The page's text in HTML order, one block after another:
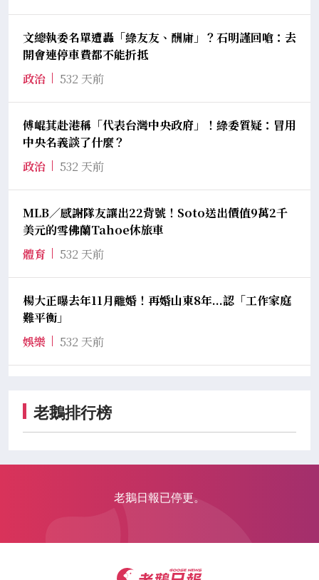
文總執委名單遭轟「綠友友、酬庸」？石明謹回嗆：去
開會連停車費都不能折抵
政治
532 天前
傅崐萁赴港稱「代表台灣中央政府」！綠委質疑：冒用
中央名義談了什麼？
政治
532 天前
MLB／感謝隊友讓出22背號！Soto送出價值9萬2千
美元的雪佛蘭Tahoe休旅車
體育
532 天前
楊大正曝去年11月離婚！再婚山東8年...認「工作家庭
難平衡」
娛樂
532 天前
老鵝排行榜
老鵝日報已停更。